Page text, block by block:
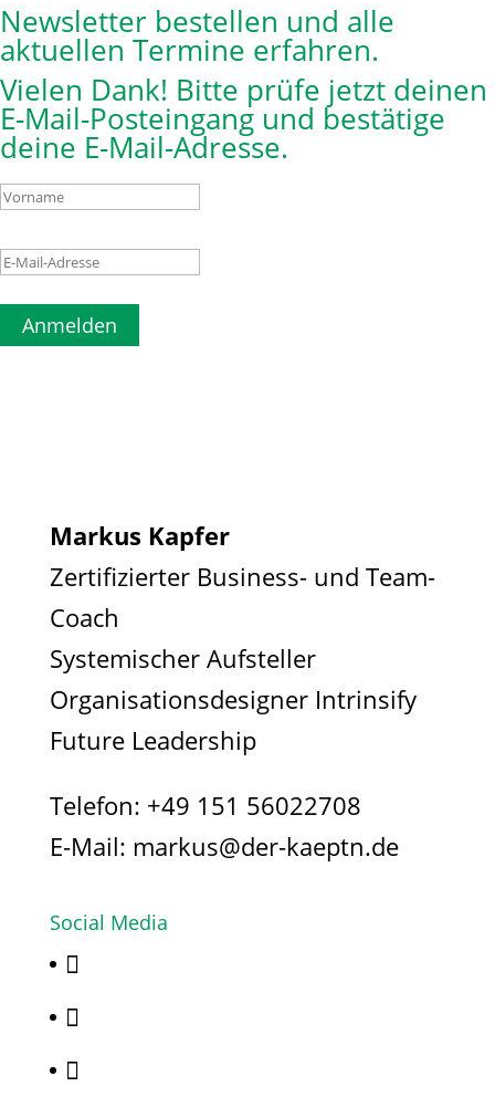
Newsletter bestellen und alle
aktuellen Termine erfahren.
Vielen Dank! Bitte prüfe jetzt deinen
E-Mail-Posteingang und bestätige
deine E-Mail-Adresse.
Anmelden
Markus Kapfer
Zertifizierter Business- und Team-
Coach
Systemischer Aufsteller
Organisationsdesigner Intrinsify
Future Leadership
Telefon: +49 151 56022708
E-Mail: markus@der-kaeptn.de
Social Media


